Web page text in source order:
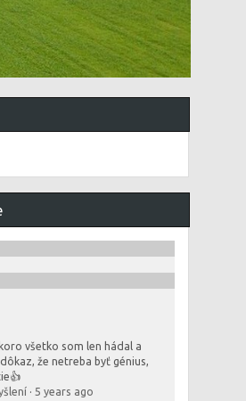
všetko som len hádal a
že netreba byť génius,
· 5 years ago